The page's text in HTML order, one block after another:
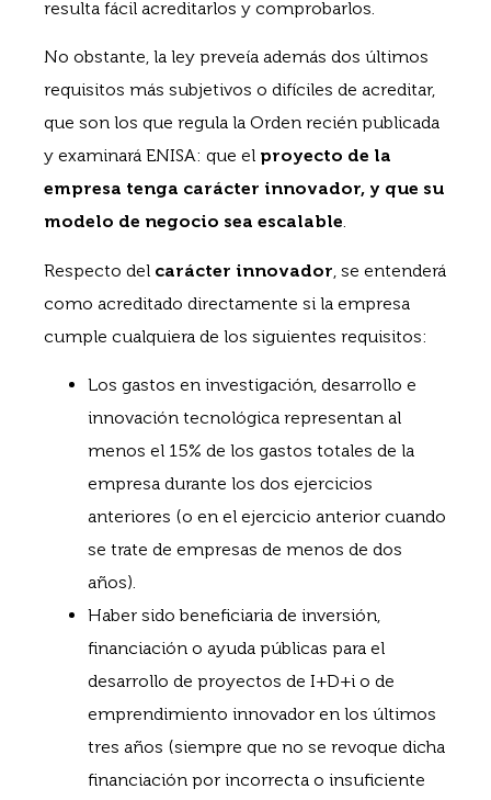
resulta fácil acreditarlos y comprobarlos.
No obstante, la ley preveía además dos últimos
requisitos más subjetivos o difíciles de acreditar,
que son los que regula la Orden recién publicada
y examinará ENISA: que el proyecto de la
empresa tenga carácter innovador, y que su
modelo de negocio sea escalable.
Respecto del carácter innovador , se entenderá
como acreditado directamente si la empresa
cumple cualquiera de los siguientes requisitos:
Los gastos en investigación, desarrollo e
innovación tecnológica representan al
menos el 15% de los gastos totales de la
empresa durante los dos ejercicios
anteriores (o en el ejercicio anterior cuando
se trate de empresas de menos de dos
años).
Haber sido beneficiaria de inversión,
financiación o ayuda públicas para el
desarrollo de proyectos de I+D+i o de
emprendimiento innovador en los últimos
tres años (siempre que no se revoque dicha
financiación por incorrecta o insuficiente